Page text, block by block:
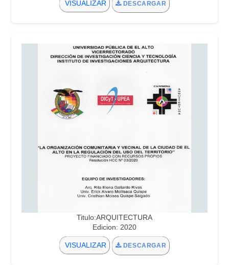
VISUALIZAR DESCARGAR
Titulo:ARQUITECTURA
Edicion: 2020
VISUALIZAR DESCARGAR